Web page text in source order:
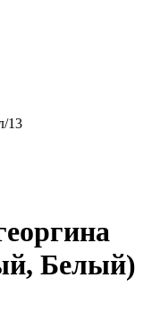
13
Белый)